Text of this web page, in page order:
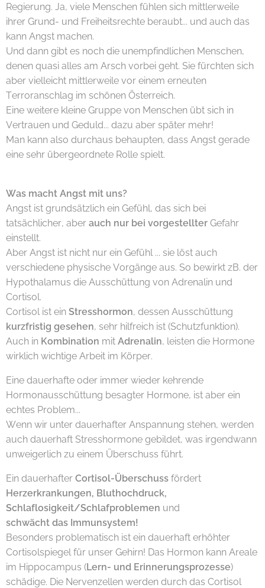
Regierung. Ja, viele Menschen fühlen sich mittlerweile
ihrer Grund- und Freiheitsrechte beraubt... und auch das
kann Angst machen.
Und dann gibt es noch die unempfindlichen Menschen,
denen quasi alles am Arsch vorbei geht. Sie fürchten sich
aber vielleicht mittlerweile vor einem erneuten
Terroranschlag im schönen Österreich.
Eine weitere kleine Gruppe von Menschen übt sich in
Vertrauen und Geduld... dazu aber später mehr!
Man kann also durchaus behaupten, dass Angst gerade
eine sehr übergeordnete Rolle spielt.
Was macht Angst mit uns?
Angst ist grundsätzlich ein Gefühl, das sich bei
tatsächlicher, aber auch nur bei vorgestellter Gefahr
einstellt.
Aber Angst ist nicht nur ein Gefühl ... sie löst auch
verschiedene physische Vorgänge aus. So bewirkt zB. der
Hypothalamus die Ausschüttung von Adrenalin und
Cortisol.
Cortisol ist ein Stresshormon, dessen Ausschüttung
kurzfristig gesehen, sehr hilfreich ist (Schutzfunktion).
Auch in Kombination mit Adrenalin, leisten die Hormone
wirklich wichtige Arbeit im Körper.
Eine dauerhafte oder immer wieder kehrende
Hormonausschüttung besagter Hormone, ist aber ein
echtes Problem...
Wenn wir unter dauerhafter Anspannung stehen, werden
auch dauerhaft Stresshormone gebildet, was irgendwann
unweigerlich zu einem Überschuss führt.
Ein dauerhafter Cortisol-Überschuss fördert
Herzerkrankungen, Bluthochdruck,
Schlaflosigkeit/Schlafproblemen und
schwächt das Immunsystem!
Besonders problematisch ist ein dauerhaft erhöhter
Cortisolspiegel für unser Gehirn! Das Hormon kann Areale
im Hippocampus (Lern- und Erinnerungsprozesse)
schädige. Die Nervenzellen werden durch das Cortisol